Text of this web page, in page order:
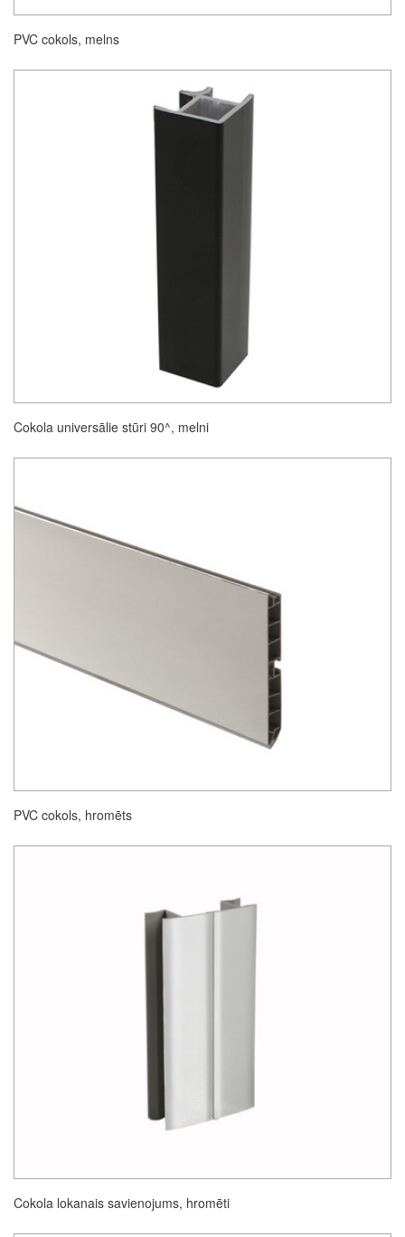
PVC cokols, melns
Cokola universālie stūri 90^, melni
PVC cokols, hromēts
Cokola lokanais savienojums, hromēti